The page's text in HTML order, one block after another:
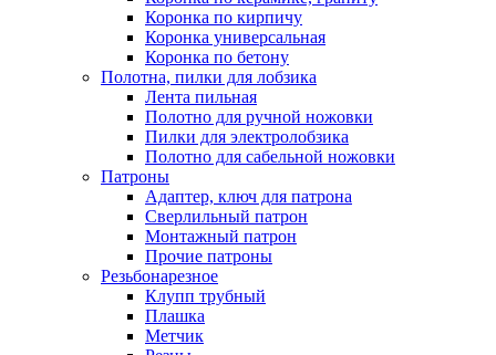
Коронка по кирпичу
Коронка универсальная
Коронка по бетону
Полотна, пилки для лобзика
Лента пильная
Полотно для ручной ножовки
Пилки для электролобзика
Полотно для сабельной ножовки
Патроны
Адаптер, ключ для патрона
Сверлильный патрон
Монтажный патрон
Прочие патроны
Резьбонарезное
Клупп трубный
Плашка
Метчик